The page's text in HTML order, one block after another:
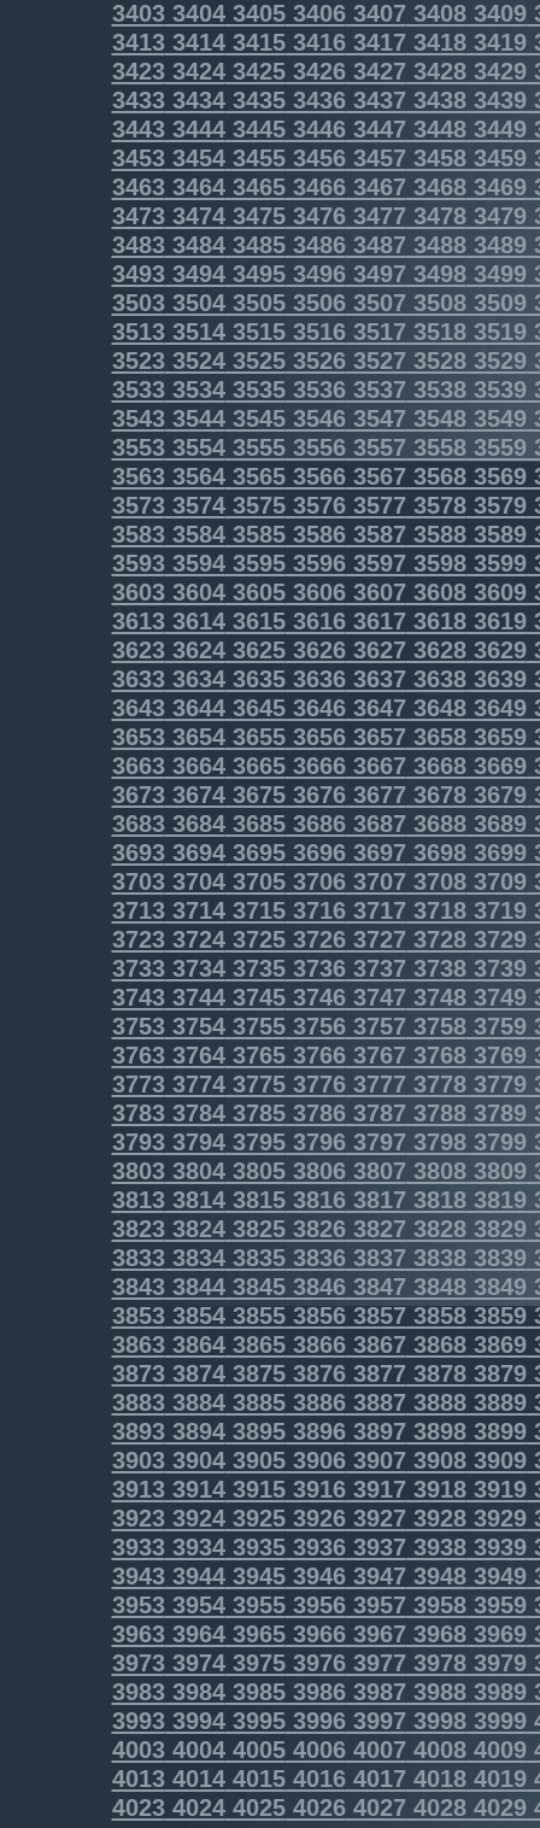
3403340434053406340734083409
3413341434153416341734183419
3423342434253426342734283429
3433343434353436343734383439
34433444344534463447 34483449
34533454345534563457 34583459
3463346434653466346734683469
34733474347534763477 34783479
34833484348534863487 34883489
34933494349534963497 34983499
35033504350535063507 35083509
35133514351535163517 35183519
35233524352535263527 35283529
35333534353535363537 35383539
35433544354535463547 35483549
35533554355535563557 35583559
3563356435653566356735683569
3573357435753576357735783579
3583358435853586358735883589
3593359435953596359735983599
3603360436053606360736083609
3613361436153616361736183619
3623362436253626362736283629
3633363436353636363736383639
3643364436453646364736483649
3653365436553656365736583659
3663366436653666366736683669
3673367436753676367736783679
3683368436853686368736883689
3693369436953696369736983699
3703370437053706370737083709
3713371437153716371737183719
37233724372537263727 37283729
37333734373537363737 37383739
37433744374537463747 37483749
37533754375537563757 37583759
37633764376537663767 37683769
3773377437753776377737783779
37833784378537863787 37883789
37933794379537963797 37983799
38033804380538063807 38083809
38133814381538163817 38183819
38233824382538263827 38283829
38333834383538363837 38383839
38433844384538463847 38483849
3853385438553856385738583859
3863386438653866386738683869
3873387438753876387738783879
3883388438853886388738883889
3893389438953896389738983899
3903390439053906390739083909
3913391439153916391739183919
3923392439253926392739283929
3933393439353936393739383939
3943394439453946394739483949
3953395439553956395739583959
3963396439653966396739683969
3973397439753976397739783979
3983398439853986398739883989
3993399439953996399739983999
4003400440054006400740084009
40134014401540164017 40184019
4023402440254026402740284029